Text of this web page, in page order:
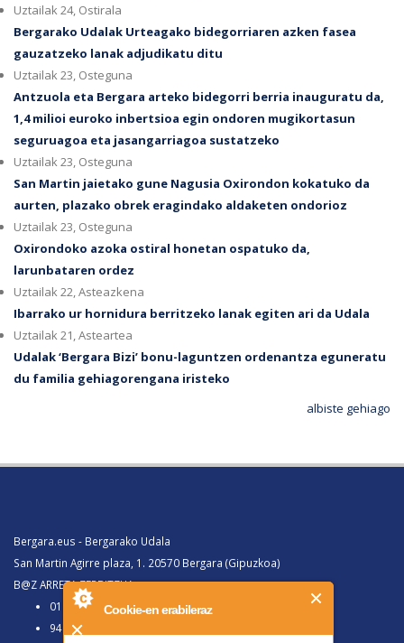
Cookie-en erabileraz
Uztailak 24, Ostirala
Bergarako Udalak Urteagako bidegorriaren azken fasea
gauzatzeko lanak adjudikatu ditu
Uztailak 23, Osteguna
Antzuola eta Bergara arteko bidegorri berria inauguratu da,
1,4 milioi euroko inbertsioa egin ondoren mugikortasun
seguruagoa eta jasangarriagoa sustatzeko
Uztailak 23, Osteguna
San Martin jaietako gune Nagusia Oxirondon kokatuko da
aurten, plazako obrek eragindako aldaketen ondorioz
Uztailak 23, Osteguna
Oxirondoko azoka ostiral honetan ospatuko da,
larunbataren ordez
Uztailak 22, Asteazkena
Ibarrako ur hornidura berritzeko lanak egiten ari da Udala
Uztailak 21, Asteartea
Udalak ‘Bergara Bizi’ bonu-laguntzen ordenantza eguneratu
du familia gehiagorengana iristeko
albiste gehiago
Bergara.eus - Bergarako Udala
San Martin Agirre plaza, 1. 20570 Bergara (Gipuzkoa)
B@Z ARRETA ZERBITZUA:
010, Bergaratik deituz gero
943 77 91 00, Bergaraz kanpotik deituz gero